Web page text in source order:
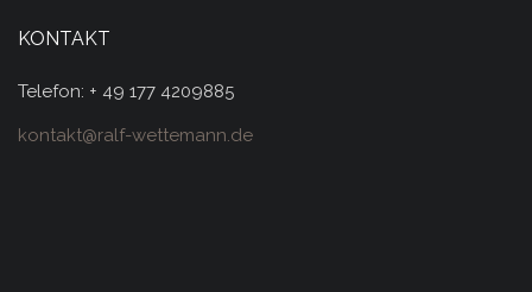
KONTAKT
Telefon: + 49 177 4209885
kontakt@ralf-wettemann.de